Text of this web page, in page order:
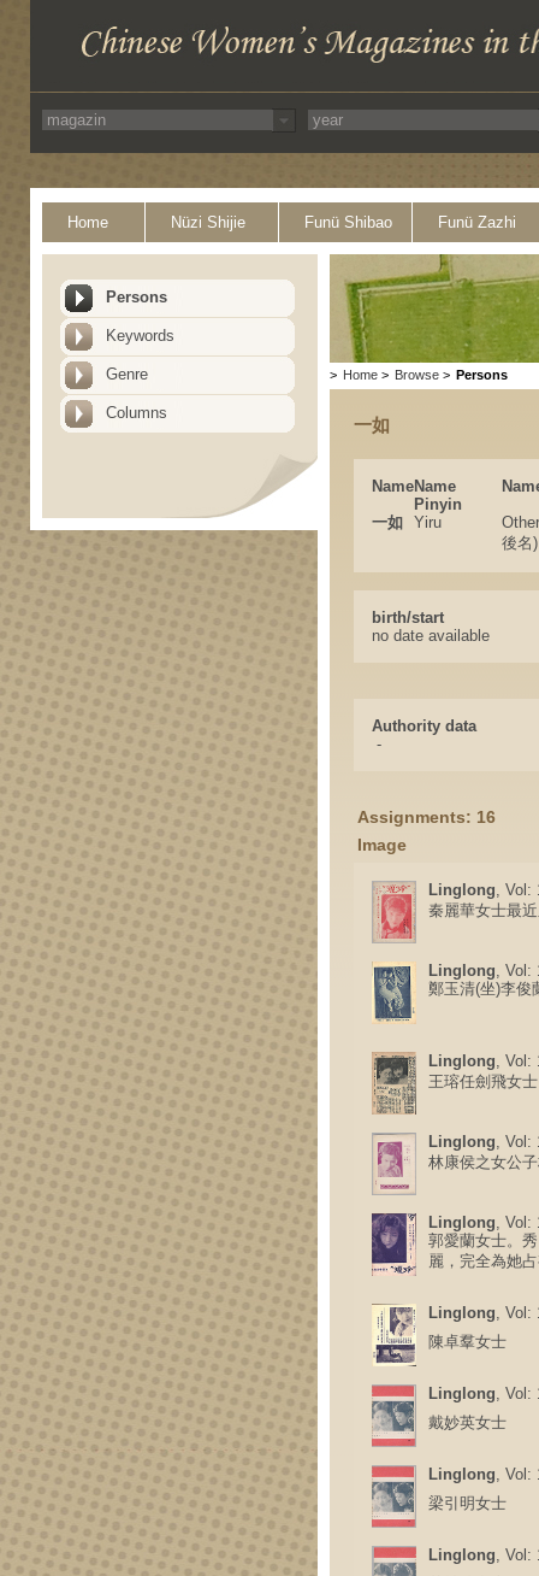
Home Nüzi Shijie Funü Shibao Funü Zazhi
Persons
Keywords
Genre
Columns
> Home > Browse > Persons
一如
NameName
Pinyin
一如 Yiru
後名)
birth/start
no date available
Authority data
-
Assignments: 16
Image
Linglong, Vol:
秦麗華女士最
Linglong, Vol:
鄭玉清(坐)李俊
Linglong, Vol:
王瑢任劍飛女士
Linglong, Vol:
林康侯之女公
Linglong, Vol:
郭愛蘭女士。
麗，完全為她
Linglong, Vol:
陳卓羣女士
Linglong, Vol:
戴妙英女士
Linglong, Vol:
梁引明女士
Linglong, Vol: